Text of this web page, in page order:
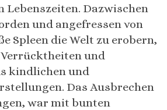
Lebenszeiten. Dazwischen
und angefressen von
Spleen die Welt zu erobern,
und
kindlichen und
Das Ausbrechen
war mit bunten